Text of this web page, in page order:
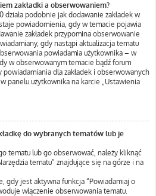
zakładki a obserwowaniem?
działa podobnie jak dodawanie zakładek w
powiadomienia, gdy w temacie pojawia
zakładek przypomina obserwowanie
gdy nastąpi aktualizacja tematu
powiadamia użytkownika – w
w obserwowanym temacie bądź forum
dla zakładek i obserwowanych
panelu użytkownika na karcie „Ustawienia
do wybranych tematów lub je
tematu lub go obserwować, należy kliknąć
tematu” znajdujące się na górze i na
gdy jest aktywna funkcja “Powiadamiaj o
włączenie obserwowania tematu.